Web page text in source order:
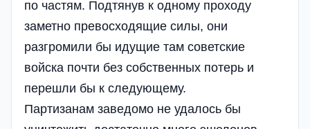
по частям. Подтянув к одному проходу
заметно превосходящие силы, они
разгромили бы идущие там советские
войска почти без собственных потерь и
перешли бы к следующему.
Партизанам заведомо не удалось бы